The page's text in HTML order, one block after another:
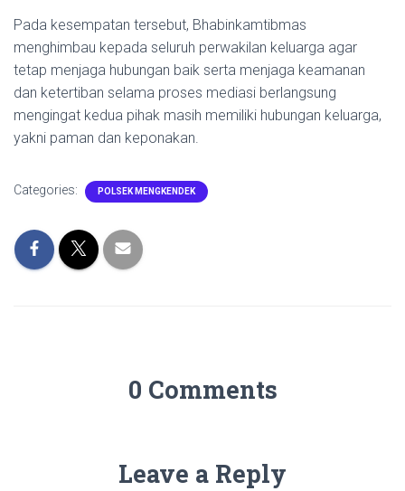
Pada kesempatan tersebut, Bhabinkamtibmas
menghimbau kepada seluruh perwakilan keluarga agar
tetap menjaga hubungan baik serta menjaga keamanan
dan ketertiban selama proses mediasi berlangsung
mengingat kedua pihak masih memiliki hubungan keluarga,
yakni paman dan keponakan.
Categories: POLSEK MENGKENDEK
0 Comments
Leave a Reply